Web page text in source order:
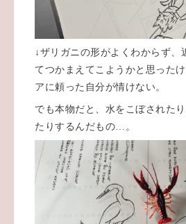
↓ザリガニの形がよくわからず、
てつかまえてこようかと思った
アに頼った自分が情けない。
でも本物だと、水をこぼされた
たりするんだもの…。